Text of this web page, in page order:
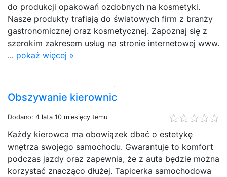
do produkcji opakowań ozdobnych na kosmetyki.
Nasze produkty trafiają do światowych firm z branży
gastronomicznej oraz kosmetycznej. Zapoznaj się z
szerokim zakresem usług na stronie internetowej www.
... pokaż więcej »
Obszywanie kierownic
Dodano: 4 lata 10 miesięcy temu
Każdy kierowca ma obowiązek dbać o estetykę
wnętrza swojego samochodu. Gwarantuje to komfort
podczas jazdy oraz zapewnia, że z auta będzie można
korzystać znacząco dłużej. Tapicerka samochodowa